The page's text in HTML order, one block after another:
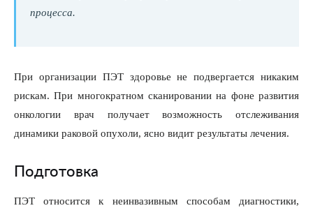
процесса.
При организации ПЭТ здоровье не подвергается никаким
рискам. При многократном сканировании на фоне развития
онкологии врач получает возможность отслеживания
динамики раковой опухоли, ясно видит результаты лечения.
Подготовка
ПЭТ относится к неинвазивным способам диагностики,